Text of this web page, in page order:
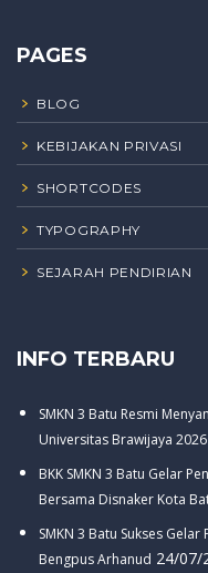
PAGES
BLOG
KEBIJAKAN PRIVASI
SHORTCODES
TYPOGRAPHY
SEJARAH PENDIRIAN
INFO TERBARU
SMKN 3 Batu Resmi
Universitas Brawijaya 2026
BKK SMKN 3 Batu Gelar
Bersama Disnaker Kota
SMKN 3 Batu Sukses
Bengpus Arhanud 24/07/